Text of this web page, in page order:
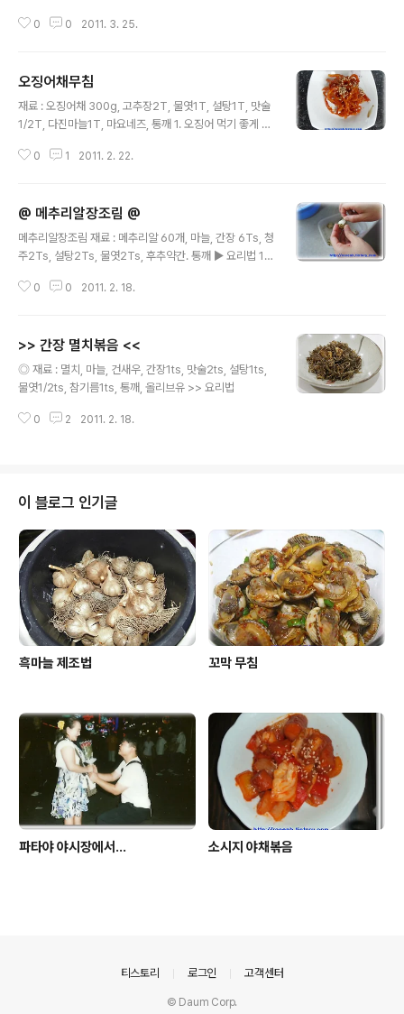
것들을 떼어 줍니다. 2. 소금물에 30분 이상 담가두었다가
건져냅니다. ※ 오래 삶으면 질겨져서 맛이 없어집니다. 5.
체에 받쳐서 물기를 뺀후 껍질을 한쪽만 제거합니다. 6. 간
장, 꼬막 삶은 물, 설탕, 다진파, 마늘, 고추가루, 깨소금, 후
가지런히 놓아주고, 양념장을 수저로 떠서 꼬막 하나하나
0 0 2011. 3. 25.
오징어채무침
재료 : 오징어채 300g, 고추장2T, 물엿1T, 설탕1T, 맛술
1/2T, 다진마늘1T, 마요네즈, 통깨 1. 오징어 먹기 좋게 손
어가면 부드러워져요.. 2. 고추장, 물엿, 설탕, 맛술, 다진마
무린 오징어채를 양념장에 버무려 줍니다. 5. 마지막으로
참기름과 통깨로 뿌리면 완성!!!
0 1 2011. 2. 22.
@ 메추리알장조림 @
메추리알장조림 재료 : 메추리알 60개, 마늘, 간장 6Ts, 청
주2Ts, 설탕2Ts, 물엿2Ts, 후추약간. 통깨 ▶ 요리법 1.
2. 찬물에서 껍질을 벗기고 준비합니다. 3. 마늘을 편으로
줍니다. 5. 양념장이 거의 없어질때까지 조려주시고 통깨
를 뿌려주면 완성~~!
0 0 2011. 2. 18.
>> 간장 멸치볶음 <<
◎ 재료 : 멸치, 마늘, 건새우, 간장1ts, 맛술2ts, 설탕1ts,
물엿1/2ts, 참기름1ts, 통깨, 올리브유 >> 요리법
0 2 2011. 2. 18.
이 블로그 인기글
흑마늘 제조법 꼬막 무침
파타야 야시장에서... 소시지 야채볶음
티스토리 로그인 고객센터
© Daum Corp.